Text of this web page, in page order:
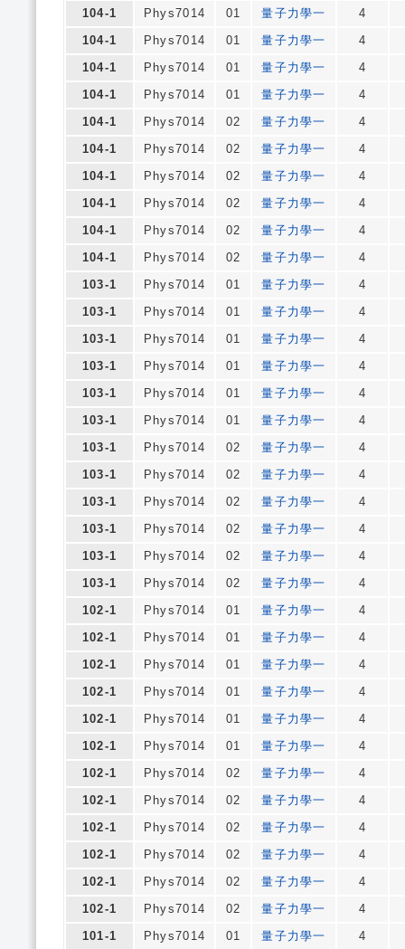
104-1
Phys7014 01 量子力學一
4
104-1
Phys7014 01 量子力學一
4
104-1
Phys7014 01 量子力學一
4
104-1
Phys7014 01 量子力學一
4
104-1
Phys7014 02 量子力學一
4
104-1
Phys7014 02 量子力學一
4
104-1
Phys7014 02 量子力學一
4
104-1
Phys7014 02 量子力學一
4
104-1
Phys7014 02 量子力學一
4
104-1
Phys7014 02 量子力學一
4
103-1
Phys7014 01 量子力學一
4
103-1
Phys7014 01 量子力學一
4
103-1
Phys7014 01 量子力學一
4
103-1
Phys7014 01 量子力學一
4
103-1
Phys7014 01 量子力學一
4
103-1
Phys7014 01 量子力學一
4
103-1
Phys7014 02 量子力學一
4
103-1
Phys7014 02 量子力學一
4
103-1
Phys7014 02 量子力學一
4
103-1
Phys7014 02 量子力學一
4
103-1
Phys7014 02 量子力學一
4
103-1
Phys7014 02 量子力學一
4
102-1
Phys7014 01 量子力學一
4
102-1
Phys7014 01 量子力學一
4
102-1
Phys7014 01 量子力學一
4
102-1
Phys7014 01 量子力學一
4
102-1
Phys7014 01 量子力學一
4
102-1
Phys7014 01 量子力學一
4
102-1
Phys7014 02 量子力學一
4
102-1
Phys7014 02 量子力學一
4
102-1
Phys7014 02 量子力學一
4
102-1
Phys7014 02 量子力學一
4
102-1
Phys7014 02 量子力學一
4
102-1
Phys7014 02 量子力學一
4
101-1
Phys7014 01 量子力學一
4